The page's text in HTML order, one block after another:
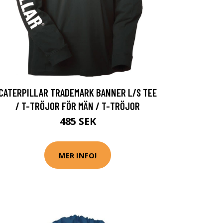
TRADEMARK BANNER L/S TEE
/ T-TRÖJOR FÖR MÄN / T-TRÖJOR
485 SEK
MER INFO!